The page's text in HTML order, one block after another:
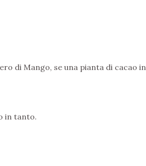
di Mango, se una pianta di cacao in
in tanto.